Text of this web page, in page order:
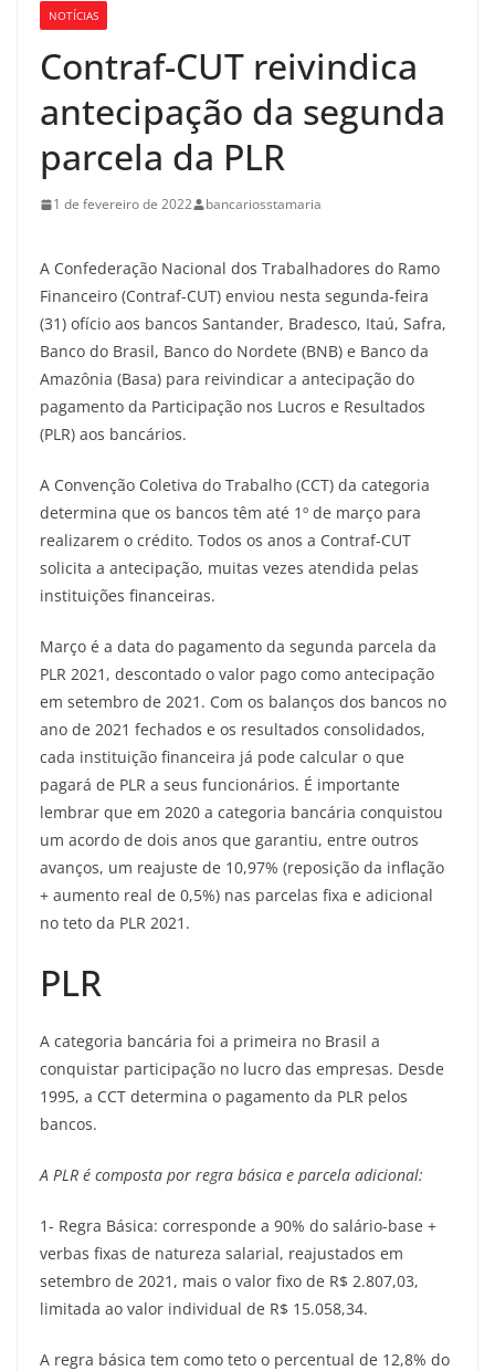
NOTÍCIAS
Contraf-CUT reivindica
antecipação da segunda
parcela da PLR
1 de fevereiro de 2022 bancariosstamaria
A Confederação Nacional dos Trabalhadores do Ramo
Financeiro (Contraf-CUT) enviou nesta segunda-feira
(31) ofício aos bancos Santander, Bradesco, Itaú, Safra,
Banco do Brasil, Banco do Nordete (BNB) e Banco da
Amazônia (Basa) para reivindicar a antecipação do
pagamento da Participação nos Lucros e Resultados
(PLR) aos bancários.
A Convenção Coletiva do Trabalho (CCT) da categoria
determina que os bancos têm até 1º de março para
realizarem o crédito. Todos os anos a Contraf-CUT
solicita a antecipação, muitas vezes atendida pelas
instituições financeiras.
Março é a data do pagamento da segunda parcela da
PLR 2021, descontado o valor pago como antecipação
em setembro de 2021. Com os balanços dos bancos no
ano de 2021 fechados e os resultados consolidados,
cada instituição financeira já pode calcular o que
pagará de PLR a seus funcionários. É importante
lembrar que em 2020 a categoria bancária conquistou
um acordo de dois anos que garantiu, entre outros
avanços, um reajuste de 10,97% (reposição da inflação
+ aumento real de 0,5%) nas parcelas fixa e adicional
no teto da PLR 2021.
PLR
A categoria bancária foi a primeira no Brasil a
conquistar participação no lucro das empresas. Desde
1995, a CCT determina o pagamento da PLR pelos
bancos.
A PLR é composta por regra básica e parcela adicional:
1- Regra Básica: corresponde a 90% do salário-base +
verbas fixas de natureza salarial, reajustados em
setembro de 2021, mais o valor fixo de R$ 2.807,03,
limitada ao valor individual de R$ 15.058,34.
A regra básica tem como teto o percentual de 12,8% do